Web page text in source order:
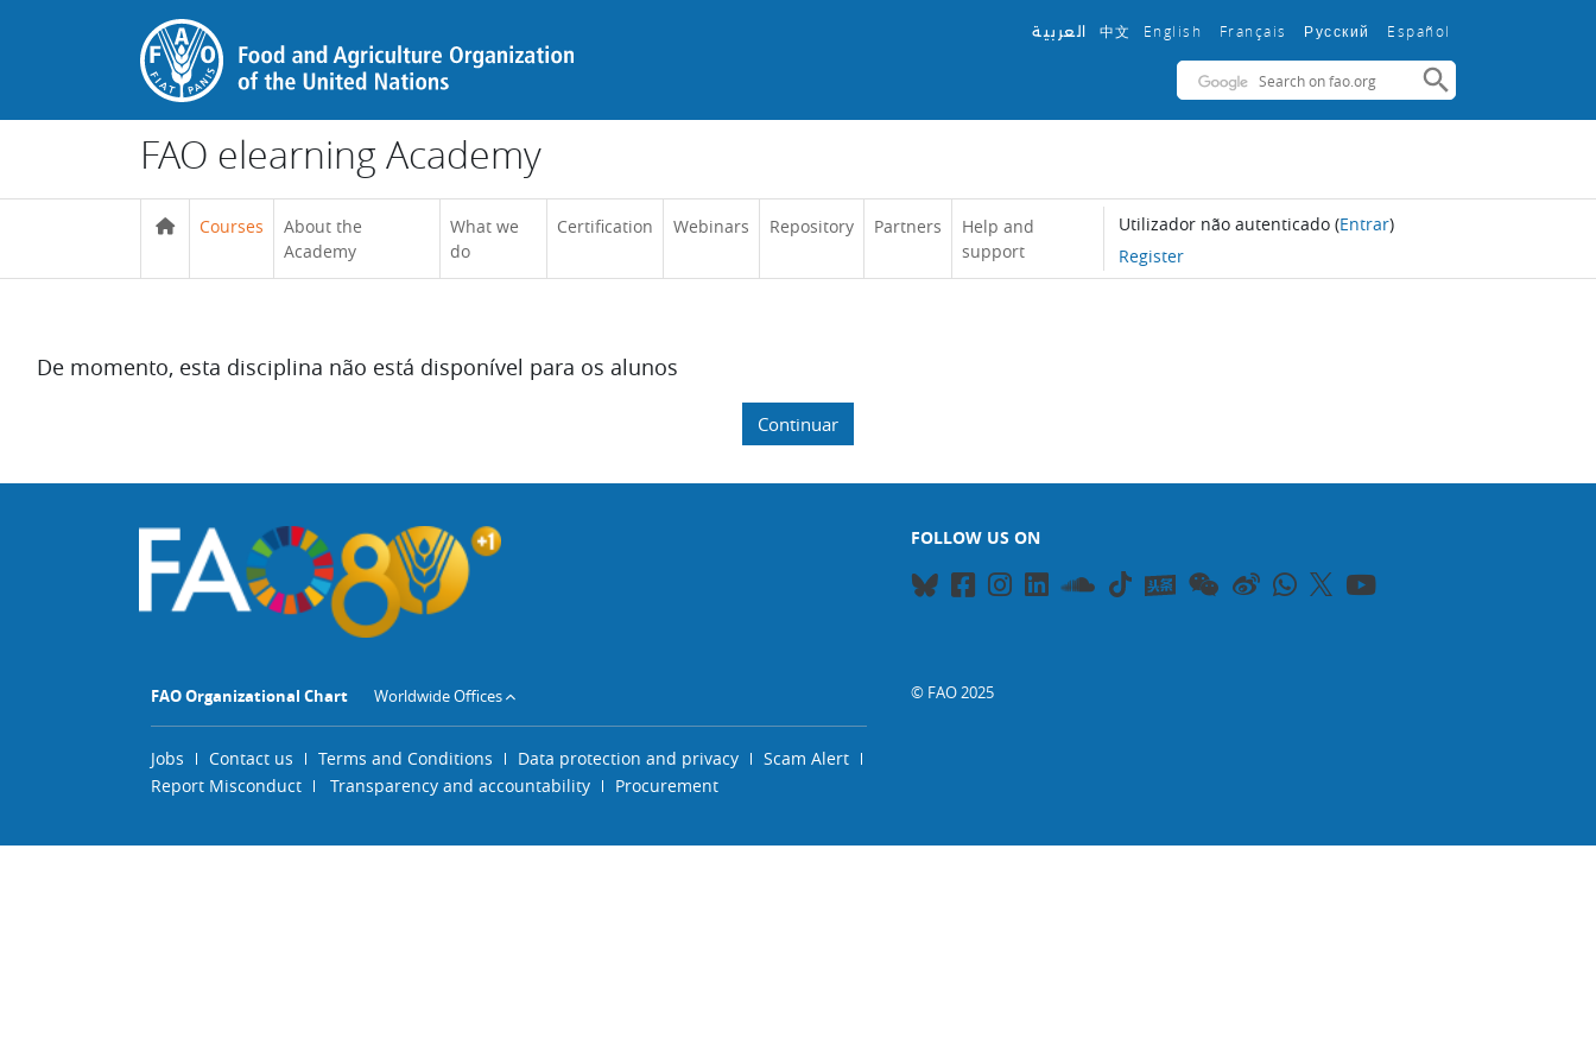
Ir para o conteúdo principal
العربية 中文 English ‎ Français ‎ Русский ‎ Español ‎
FAO elearning Academy
Courses
About the
Academy
What we
do
Certification Webinars Repository Partners
Help and
support
Utilizador não autenticado(Entrar)
Register
De momento, esta disciplina não está disponível para os alunos
Continuar
FOLLOW US ON
FAO Organizational Chart Worldwide Offices
Jobs Contact us Terms and Conditions Data protection and privacy
Scam Alert
Report Misconduct
Transparency and accountability Procurement
© FAO 2025